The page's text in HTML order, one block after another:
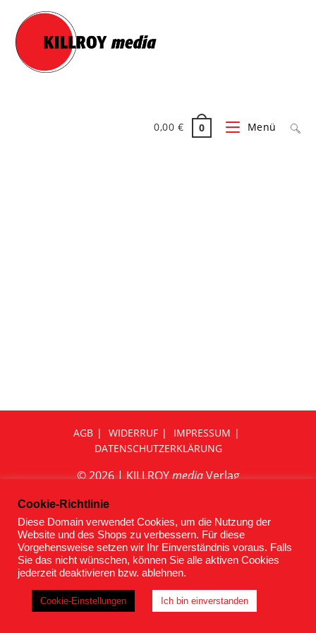
Inhalt
springen
0,00€ 0 Menü
AGB WIDERRUF
IMPRESSUM
DATENSCHUTZERKLÄRUNG
© 2026 | KILLROYmediaVerlag
Cookie-Richtlinie
Diese Domain verwendet Cookies, um die Nutzung der
Website und des Shops zu verbessern. Für diese
Vorgehensweise setzen wir Ihr Einverständnis voraus. Falls
Sie das nicht wünschen, können Sie alle aktiven Cookies
jederzeit deaktivieren bzw. ablehnen.
Cookie-Einstellungen Ich bin einverstanden